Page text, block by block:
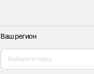
Ваш регион
Выберите город